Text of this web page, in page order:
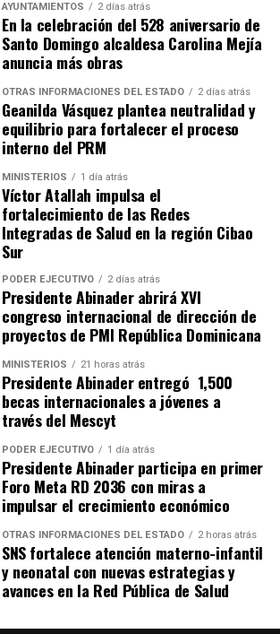
AYUNTAMIENTOS 2 días atrás
En la celebración del 528 aniversario de
Santo Domingo alcaldesa Carolina Mejía
anuncia más obras
OTRAS INFORMACIONES DEL ESTADO 2 días atrás
Geanilda Vásquez plantea neutralidad y
equilibrio para fortalecer el proceso
interno del PRM
MINISTERIOS 1 día atrás
Víctor Atallah impulsa el
fortalecimiento de las Redes
Integradas de Salud en la región Cibao
Sur
PODER EJECUTIVO 2 días atrás
Presidente Abinader abrirá XVI
congreso internacional de dirección de
proyectos de PMI República Dominicana
MINISTERIOS 21 horas atrás
Presidente Abinader entregó 1,500
becas internacionales a jóvenes a
través del Mescyt
PODER EJECUTIVO 1 día atrás
Presidente Abinader participa en primer
Foro Meta RD 2036 con miras a
impulsar el crecimiento económico
OTRAS INFORMACIONES DEL ESTADO 2 horas atrás
SNS fortalece atención materno-infantil
y neonatal con nuevas estrategias y
avances en la Red Pública de Salud